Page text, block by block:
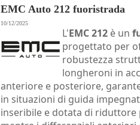
EMC Auto 212 fuoristrada
10/12/2025
L'EMC 212 è un
progettato per
robustezza
longheroni in
anteriore e posteriore,
in situazioni di guida
inseribile e dotata di